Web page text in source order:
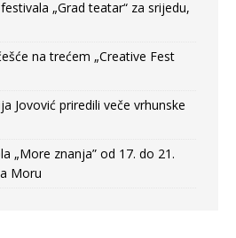
„Grad teatar“ za srijedu,
na trećem „Creative Fest
Jovović priredili veče vrhunske
„More znanja” od 17. do 21.
Moru